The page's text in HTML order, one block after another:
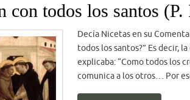
con todos los santos
Decía Nicetas en su
todos los santos?” Es decir,
explicaba: “Como todos los
comunica a los otros… Por